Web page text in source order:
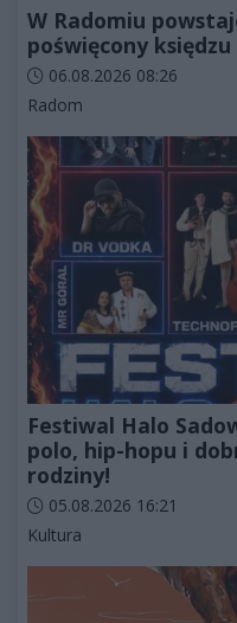
W Radomiu
poświęcony
Data dodania artykułu:
06.08.2026 08:26
Kategorie artykułu:
Radom
Festiwal Halo
polo, hip-hopu i
rodziny!
Data dodania artykułu:
05.08.2026 16:21
Kategorie artykułu:
Kultura